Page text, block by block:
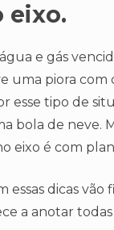
eixo.
e gás
uma piora
esse tipo de
bola de neve.
eixo é com
essas dicas
a anotar